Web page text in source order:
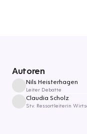
Autoren
Nils Heisterhagen
Leiter Debatte
Claudia Scholz
Stv. Ressortleiterin